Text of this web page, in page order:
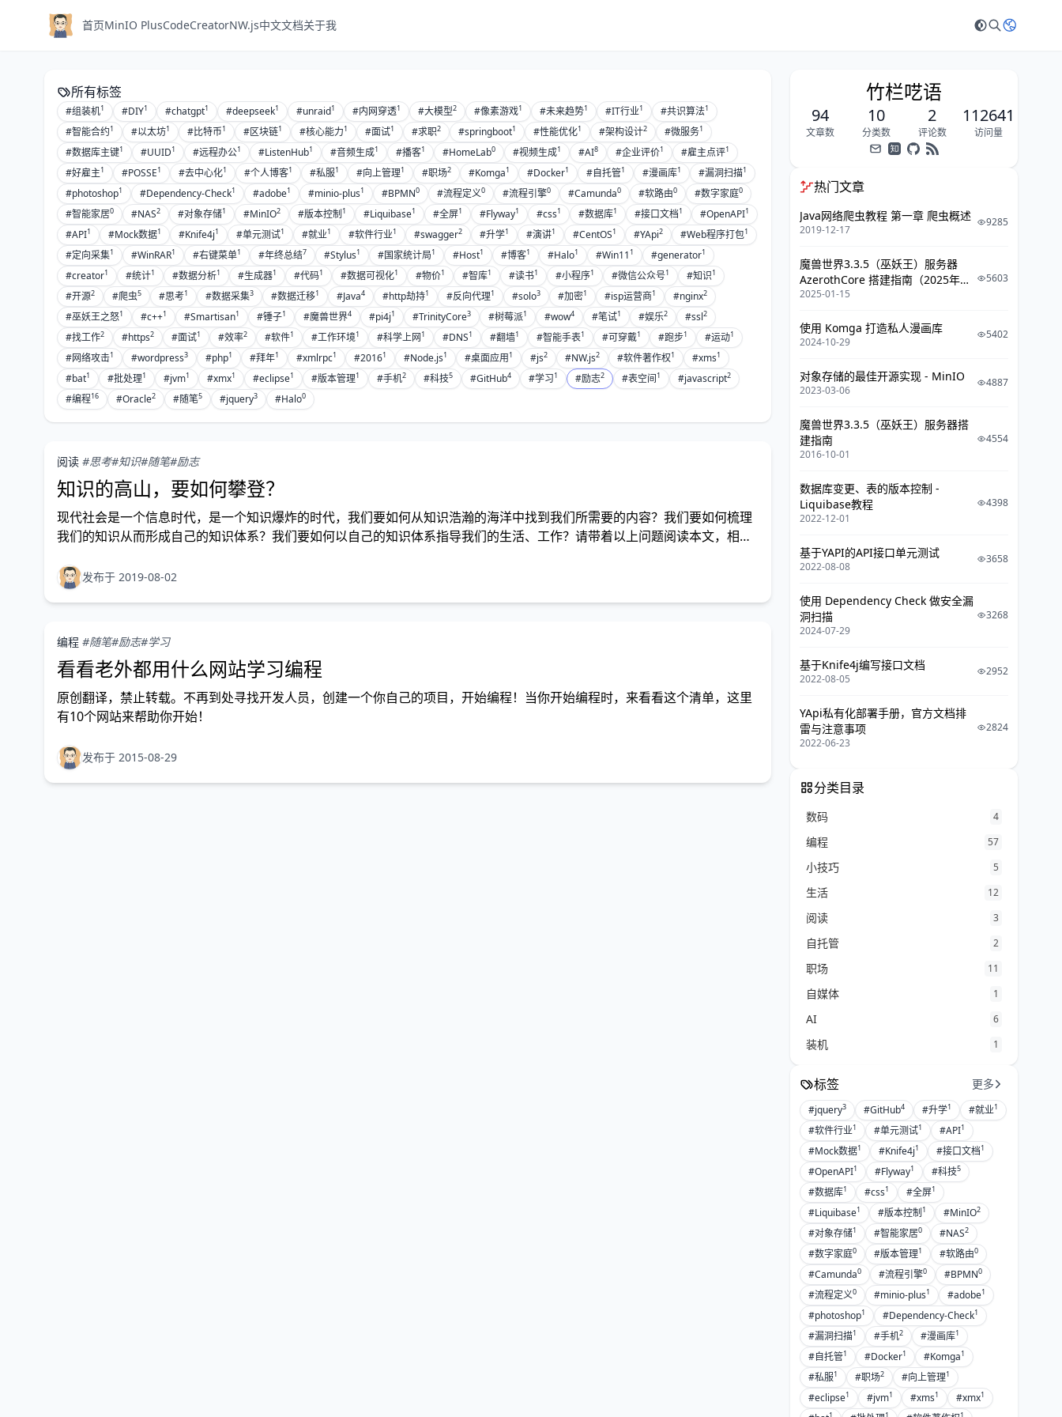
首页MinIO PlusCodeCreatorNW.js中文文档关于我
所有标签
#组装机1 #DIY1 #chatgpt1 #deepseek1 #unraid1 #内网穿透1 #大模型2 #像素游戏1 #未来趋势1 #IT行业1 #共识算法1
#智能合约1 #以太坊1 #比特币1 #区块链1 #核心能力1 #面试1 #求职2 #springboot1 #性能优化1 #架构设计2 #微服务1
#数据库主键1 #UUID1 #远程办公1 #ListenHub1 #音频生成1 #播客1 #HomeLab0 #视频生成1 #AI8 #企业评价1 #雇主点评1
#好雇主1 #POSSE1 #去中心化1 #个人博客1 #私服1 #向上管理1 #职场2 #Komga1 #Docker1 #自托管1 #漫画库1 #漏洞扫描1
#photoshop1 #Dependency-Check1 #adobe1 #minio-plus1 #BPMN0 #流程定义0 #流程引擎0 #Camunda0 #软路由0 #数字家庭0
#智能家居0 #NAS2 #对象存储1 #MinIO2 #版本控制1 #Liquibase1 #全屏1 #Flyway1 #css1 #数据库1 #接口文档1 #OpenAPI1
#API1 #Mock数据1 #Knife4j1 #单元测试1 #就业1 #软件行业1 #swagger2 #升学1 #演讲1 #CentOS1 #YApi2 #Web程序打包1
#定向采集1 #WinRAR1 #右键菜单1 #年终总结7 #Stylus1 #国家统计局1 #Host1 #博客1 #Halo1 #Win11 1 #generator1
#creator1 #统计1 #数据分析1 #生成器1 #代码1 #数据可视化1 #物价1 #智库1 #读书1 #小程序1 #微信公众号1 #知识1
#开源2 #爬虫5 #思考1 #数据采集3 #数据迁移1 #Java4 #http劫持1 #反向代理1 #solo3 #加密1 #isp运营商1 #nginx2
#巫妖王之怒1 #c++1 #Smartisan1 #锤子1 #魔兽世界4 #pi4j1 #TrinityCore3 #树莓派1 #wow4 #笔试1 #娱乐2 #ssl2
#找工作2 #https2 #面试1 #效率2 #软件1 #工作环境1 #科学上网1 #DNS1 #翻墙1 #智能手表1 #可穿戴1 #跑步1 #运动1
#网络攻击1 #wordpress3 #php1 #拜年1 #xmlrpc1 #20161 #Node.js1 #桌面应用1 #js2 #NW.js2 #软件著作权1 #xms1
#bat1 #批处理1 #jvm1 #xmx1 #eclipse1 #版本管理1 #手机2 #科技5 #GitHub4 #学习1 #励志2 #表空间1 #javascript2
#编程16 #Oracle2 #随笔5 #jquery3 #Halo0
阅读 #思考#知识#随笔#励志
知识的高山，要如何攀登？
现代社会是一个信息时代，是一个知识爆炸的时代，我们要如何从知识浩瀚的海洋中找到我们所需要的内容？我们要如何梳理
我们的知识从而形成自己的知识体系？我们要如何以自己的知识体系指导我们的生活、工作？请带着以上问题阅读本文，相信
发布于 2019-08-02
编程 #随笔#励志#学习
看看老外都用什么网站学习编程
原创翻译，禁止转载。不再到处寻找开发人员，创建一个你自己的项目，开始编程！当你开始编程时，来看看这个清单，这里
有10个网站来帮助你开始！
发布于 2015-08-29
竹栏呓语
94
文章数
10
分类数
2
评论数
112641
访问量
热门文章
Java网络爬虫教程 第一章 爬虫概述
2019-12-17
9285
魔兽世界3.3.5（巫妖王）服务器
AzerothCore 搭建指南（2025年攻
略）
2025-01-15
5603
使用 Komga 打造私人漫画库
2024-10-29
5402
对象存储的最佳开源实现 - MinIO
2023-03-06
4887
魔兽世界3.3.5（巫妖王）服务器搭
建指南
2016-10-01
4554
数据库变更、表的版本控制 -
Liquibase教程
2022-12-01
4398
基于YAPI的API接口单元测试
2022-08-08
3658
使用 Dependency Check 做安全漏
洞扫描
2024-07-29
3268
基于Knife4j编写接口文档
2022-08-05
2952
YApi私有化部署手册，官方文档排
雷与注意事项
2022-06-23
2824
分类目录
数码 4
编程 57
小技巧 5
生活 12
阅读 3
自托管 2
职场 11
自媒体 1
AI 6
装机 1
标签 更多
#jquery3 #GitHub4 #升学1 #就业1
#软件行业1 #单元测试1 #API1
#Mock数据1 #Knife4j1 #接口文档1
#OpenAPI1 #Flyway1 #科技5
#数据库1 #css1 #全屏1
#Liquibase1 #版本控制1 #MinIO2
#对象存储1 #智能家居0 #NAS2
#数字家庭0 #版本管理1 #软路由0
#Camunda0 #流程引擎0 #BPMN0
#流程定义0 #minio-plus1 #adobe1
#photoshop1 #Dependency-Check1
#漏洞扫描1 #手机2 #漫画库1
#自托管1 #Docker1 #Komga1
#私服1 #职场2 #向上管理1
#eclipse1 #jvm1 #xms1 #xmx1
1 1 1